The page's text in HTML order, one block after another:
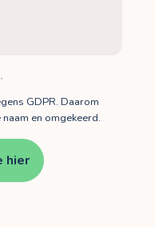
GDPR. Daarom
en omgekeerd.
hier